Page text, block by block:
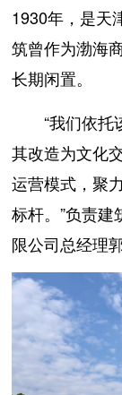
1930年，是天
筑曾作为渤海
长期闲置。
“我们依托
其改造为文化
运营模式，聚
标杆。”负责
限公司总经理